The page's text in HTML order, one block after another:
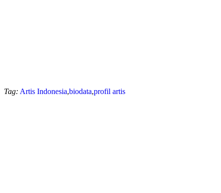
Tag: Artis Indonesia,biodata,profil artis